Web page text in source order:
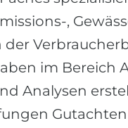
,
im Bereich
Analysen